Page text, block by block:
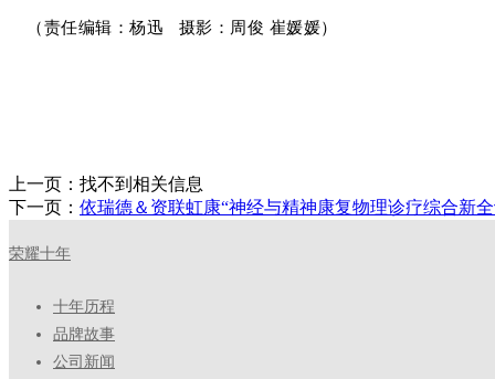
（责任编辑： 杨迅 摄影： 周俊 崔媛媛）
上一页： 找不到相关信息
下一页： 依瑞德＆资联虹康“神经与精神康复物理诊疗综合新
荣耀十年
十年历程
品牌故事
公司新闻